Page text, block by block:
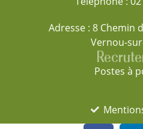
Adresse : 8 Chemin
Vernou-
Postes à